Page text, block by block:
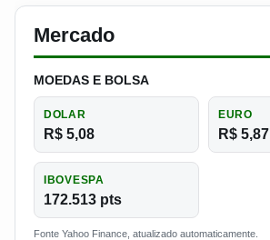
Mercado
MOEDAS E BOLSA
DOLAR
R$ 5,08
EURO
R$ 5,87
IBOVESPA
172.513 pts
Fonte Yahoo Finance, atualizado automaticamente.